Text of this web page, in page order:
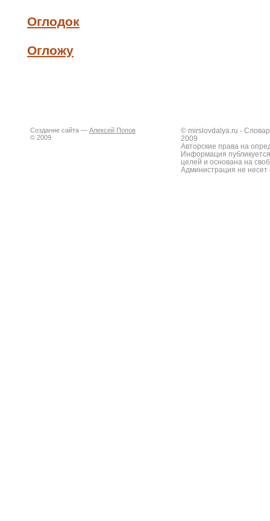
Оглодок
Огложу
Создание сайта — Алексей Попов
© 2009
© mirslovdalya.ru -
2009
Авторские права на
Информация
целей и основана на
Администрация не несет